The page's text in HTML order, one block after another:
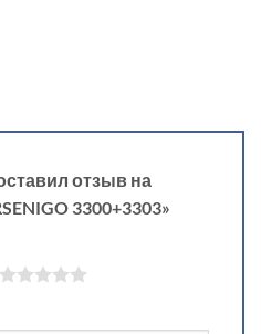
отзыв на
3300+3303»